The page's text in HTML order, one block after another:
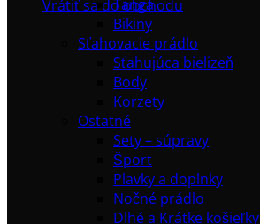
Vrátiť sa do obchodu
Tangá
Bikiny
Sťahovacie prádlo
Sťahujúca bielizeň
Body
Korzety
Ostatné
Sety – súpravy
Šport
Plavky a doplnky
Nočné prádlo
Dlhé a Krátke košieľky